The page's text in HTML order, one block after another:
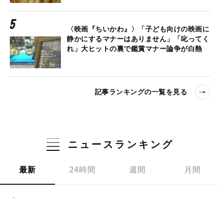
〈映画『ちいかわ』〉「子ども向けの映画に
静かにするマナーはありません」「叱ってく
れ」大ヒットの裏で鑑賞マナー論争が白熱
記事ランキングの一覧を見る
ニュースランキング
最新 24時間 週間 月間